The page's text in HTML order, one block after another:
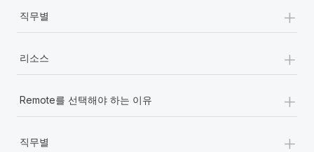
직무별 +
리소스 +
Remote를 선택해야 하는 이유 +
직무별 +